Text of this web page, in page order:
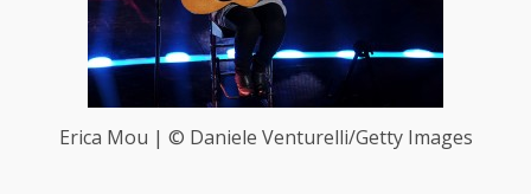
Erica Mou | © Daniele Venturelli/Getty Images